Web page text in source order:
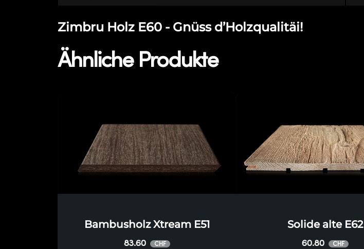
Zimbru Holz E60 - Gnüss d’Holzqualitäi!
Ähnliche Produkte
Bambusholz Xtream E51
83.60 CHF
Solide alte E62
60.80 CHF